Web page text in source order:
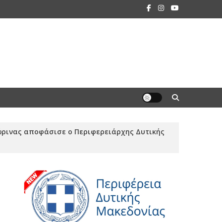
αποφάσισε ο Περιφερειάρχης Δυτικής